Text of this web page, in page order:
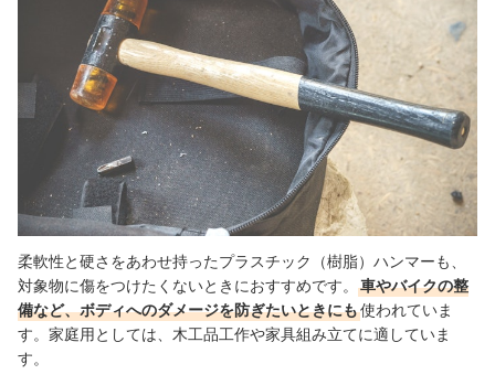
柔軟性と硬さをあわせ持ったプラスチック（樹脂）ハンマーも、
対象物に傷をつけたくないときにおすすめです。
車やバイクの整
備など、ボディへのダメージを防ぎたいときにも使われていま
す。家庭用としては、木工品工作や家具組み立てに適していま
す。